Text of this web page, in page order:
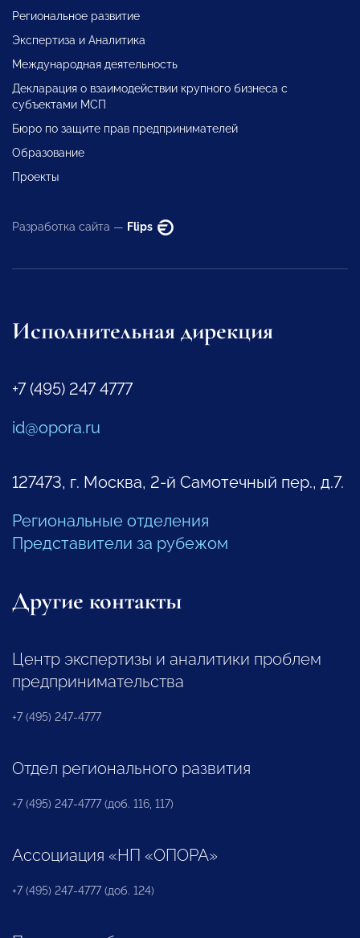
Региональное развитие
Экспертиза и Аналитика
Международная деятельность
Декларация о взаимодействии крупного бизнеса с
субъектами МСП
Бюро по защите прав предпринимателей
Образование
Проекты
Разработка сайта — Flips
Исполнительная дирекция
+7 (495) 247 4777
id@opora.ru
127473, г. Москва, 2-й Самотечный пер., д.7.
Региональные отделения
Представители за рубежом
Другие контакты
Центр экспертизы и аналитики проблем
предпринимательства
+7 (495) 247-4777
Отдел регионального развития
+7 (495) 247-4777 (доб. 116, 117)
Ассоциация «НП «ОПОРА»
+7 (495) 247-4777 (доб. 124)